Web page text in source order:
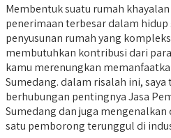
Membentuk suatu rumah
penerimaan terbesar dalam
penyusunan rumah yang
membutuhkan kontribusi dari
kamu merenungkan
Sumedang. dalam risalah ini,
berhubungan pentingnya Jasa
Sumedang dan juga mengenalkan
satu pemborong terunggul di